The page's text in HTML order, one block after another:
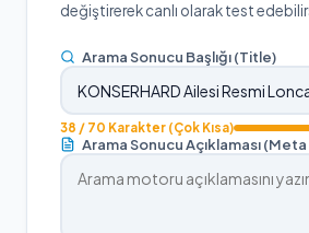
değiştirerek canlı olarak test
Arama Sonucu Başlığı (Title)
38 / 70 Karakter (Çok Kısa)
Arama Sonucu Açıklaması